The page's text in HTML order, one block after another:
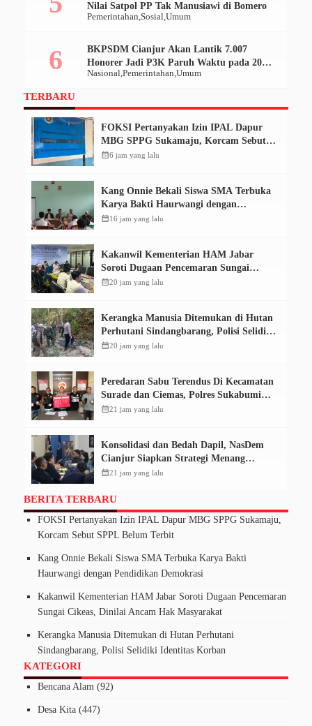
Pemerintahan Sosial Umum
Nilai Satpol PP Tak Manusiawi di Bomero
Nasional Pemerintahan Umum
BKPSDM Cianjur Akan Lantik 7.007
Honorer Jadi P3K Paruh Waktu pada 20
Desember 2025
TERBARU
FOKSI Pertanyakan Izin IPAL Dapur
MBG SPPG Sukamaju, Korcam Sebut
SPPL Belum Terbit
calendar_month6 jam yang lalu
Kang Onnie Bekali Siswa SMA Terbuka
Karya Bakti Haurwangi dengan
Pendidikan Demokrasi
calendar_month16 jam yang lalu
Kakanwil Kementerian HAM Jabar
Soroti Dugaan Pencemaran Sungai
Cikeas, Dinilai Ancam Hak Masyarakat
calendar_month20 jam yang lalu
Kerangka Manusia Ditemukan di Hutan
Perhutani Sindangbarang, Polisi Selidiki
Identitas Korban
calendar_month20 jam yang lalu
Peredaran Sabu Terendus Di Kecamatan
Surade dan Ciemas, Polres Sukabumi
Tangkap Tiga Pelaku
calendar_month21 jam yang lalu
Konsolidasi dan Bedah Dapil, NasDem
Cianjur Siapkan Strategi Menang
Pemilu 2029
calendar_month21 jam yang lalu
BERITA TERBARU
FOKSI Pertanyakan Izin IPAL Dapur MBG SPPG Sukamaju,
Korcam Sebut SPPL Belum Terbit
Kang Onnie Bekali Siswa SMA Terbuka Karya Bakti
Haurwangi dengan Pendidikan Demokrasi
Kakanwil Kementerian HAM Jabar Soroti Dugaan Pencemaran
Sungai Cikeas, Dinilai Ancam Hak Masyarakat
Kerangka Manusia Ditemukan di Hutan Perhutani
Sindangbarang, Polisi Selidiki Identitas Korban
KATEGORI
Bencana Alam (92)
Desa Kita (447)